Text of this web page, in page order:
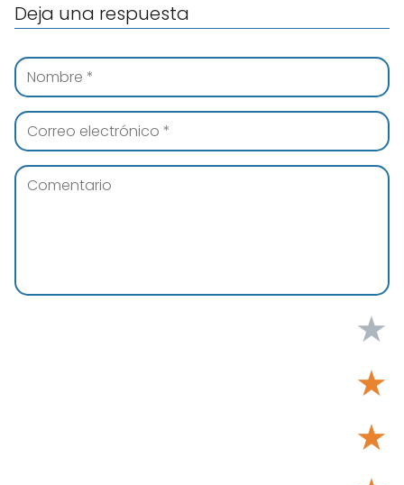
Deja una respuesta
★
★
★